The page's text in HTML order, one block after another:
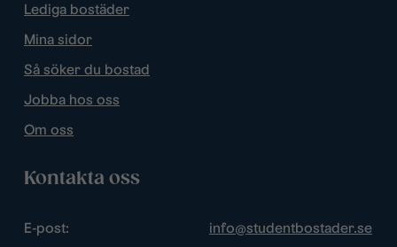
Lediga bostäder
Mina sidor
Så söker du bostad
Jobba hos oss
Om oss
Kontakta oss
E-post:
info@studentbostader.se